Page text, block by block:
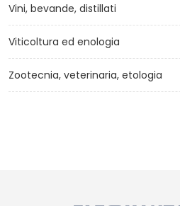
Vini, bevande, distillati
Viticoltura ed enologia
Zootecnia, veterinaria, etologia